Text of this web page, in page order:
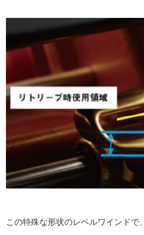
この特殊な形状のレベルワインドで